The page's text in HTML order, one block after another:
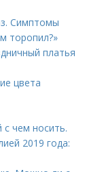
Симптомы
торопил?»
платья
цвета
чем носить.
2019 года: